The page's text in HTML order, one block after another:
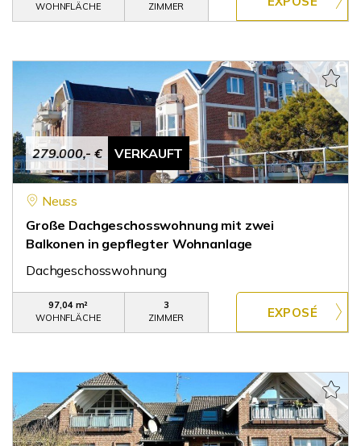
WOHNFLÄCHE
ZIMMER
279.000,- € VERKAUFT
Neuss
Große Dachgeschosswohnung mit zwei
Balkonen in gepflegter Wohnanlage
Dachgeschosswohnung
97,04 m²
WOHNFLÄCHE
3
ZIMMER